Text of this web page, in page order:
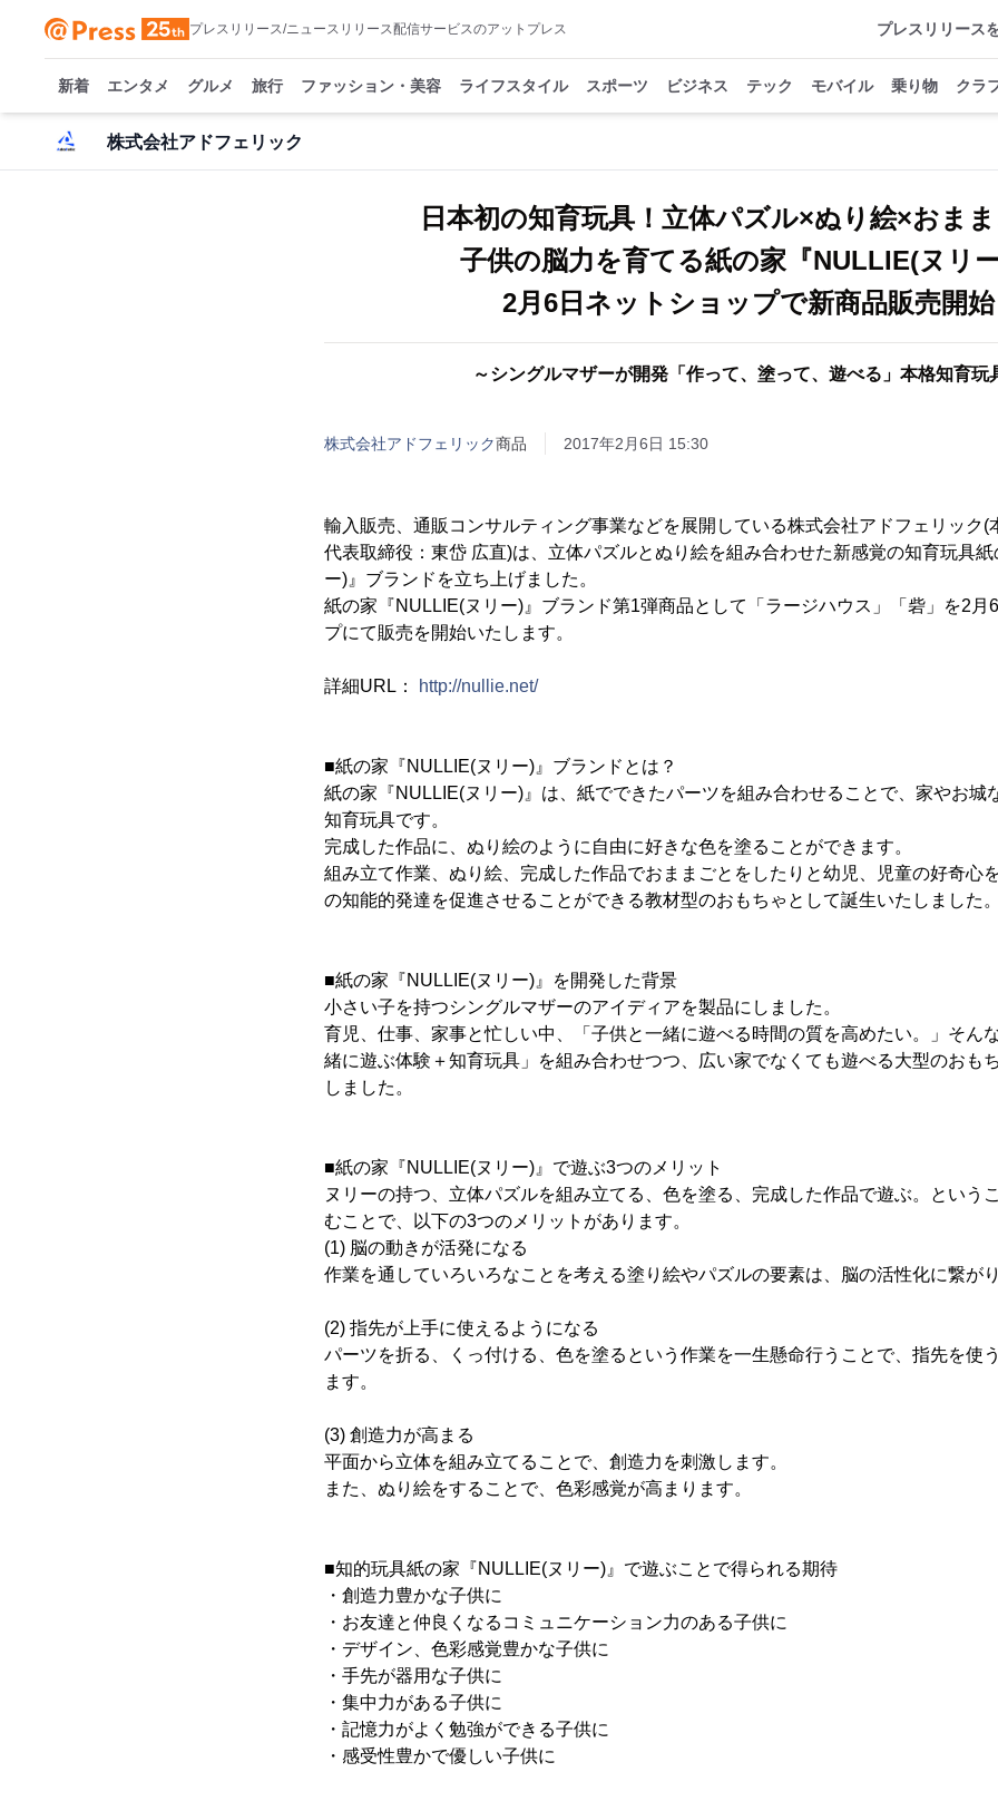
プレスリリース/ニュースリリース配信サービスのアットプレス プレスリリース
新着 エンタメ グルメ 旅行 ファッション・美容 ライフスタイル スポーツ ビジネス テック モバイル 乗り物 クラ
株式会社アドフェリック
日本初の知育玩具！立体パズル×ぬり絵×おま
子供の脳力を育てる紙の家『NULLIE(ヌリー
2月6日ネットショップで新商品販売開始
～シングルマザーが開発「作って、塗って、遊べる」本格知育玩
株式会社アドフェリック商品 2017年2月6日 15:30
輸入販売、通販コンサルティング事業などを展開している株式会社アドフェリック(
代表取締役：東岱 広直)は、立体パズルとぬり絵を組み合わせた新感覚の知育玩具紙
ー)』ブランドを立ち上げました。
紙の家『NULLIE(ヌリー)』ブランド第1弾商品として「ラージハウス」「砦」を2月
プにて販売を開始いたします。
詳細URL： http://nullie.net/
■紙の家『NULLIE(ヌリー)』ブランドとは？
紙の家『NULLIE(ヌリー)』は、紙でできたパーツを組み合わせることで、家やお城
知育玩具です。
完成した作品に、ぬり絵のように自由に好きな色を塗ることができます。
組み立て作業、ぬり絵、完成した作品でおままごとをしたりと幼児、児童の好奇心
の知能的発達を促進させることができる教材型のおもちゃとして誕生いたしました。
■紙の家『NULLIE(ヌリー)』を開発した背景
小さい子を持つシングルマザーのアイディアを製品にしました。
育児、仕事、家事と忙しい中、「子供と一緒に遊べる時間の質を高めたい。」そん
緒に遊ぶ体験＋知育玩具」を組み合わせつつ、広い家でなくても遊べる大型のおも
しました。
■紙の家『NULLIE(ヌリー)』で遊ぶ3つのメリット
ヌリーの持つ、立体パズルを組み立てる、色を塗る、完成した作品で遊ぶ。という
むことで、以下の3つのメリットがあります。
(1) 脳の動きが活発になる
作業を通していろいろなことを考える塗り絵やパズルの要素は、脳の活性化に繋がり
(2) 指先が上手に使えるようになる
パーツを折る、くっ付ける、色を塗るという作業を一生懸命行うことで、指先を使
ます。
(3) 創造力が高まる
平面から立体を組み立てることで、創造力を刺激します。
また、ぬり絵をすることで、色彩感覚が高まります。
■知的玩具紙の家『NULLIE(ヌリー)』で遊ぶことで得られる期待
・創造力豊かな子供に
・お友達と仲良くなるコミュニケーション力のある子供に
・デザイン、色彩感覚豊かな子供に
・手先が器用な子供に
・集中力がある子供に
・記憶力がよく勉強ができる子供に
・感受性豊かで優しい子供に